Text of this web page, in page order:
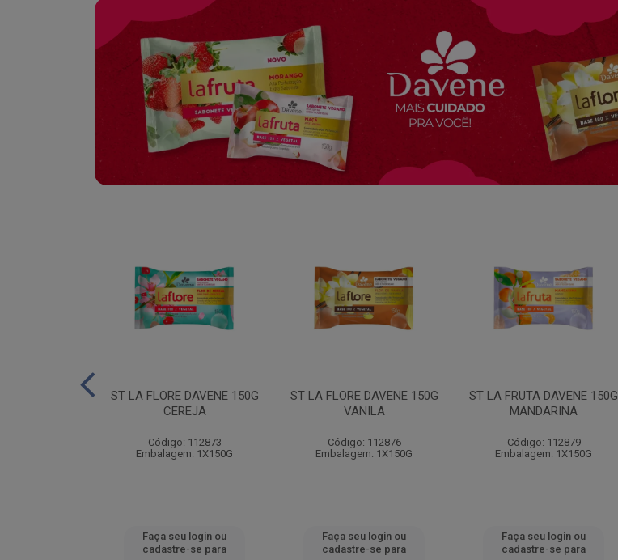
ST LA FLORE DAVENE 150G
CEREJA
Código: 112873
Embalagem: 1X150G
Faça seu login ou
cadastre-se para
ST LA FLORE DAVENE 150G
VANILA
Código: 112876
Embalagem: 1X150G
Faça seu login ou
cadastre-se para
ST LA FRUTA DAVENE 150G
MANDARINA
Código: 112879
Embalagem: 1X150G
Faça seu login ou
cadastre-se para